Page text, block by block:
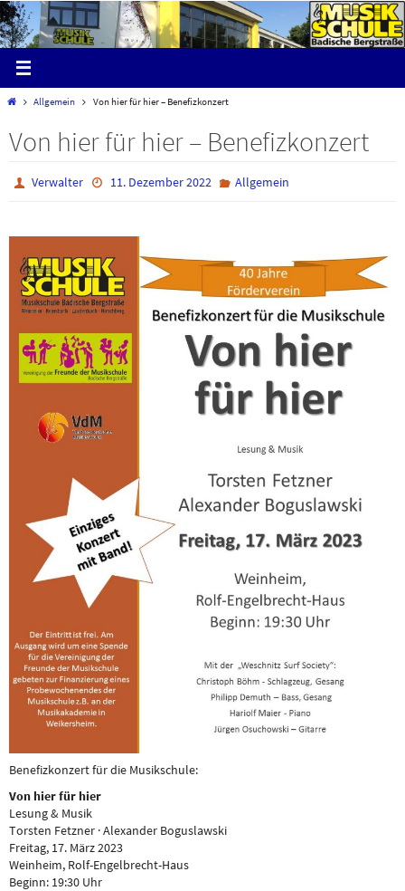
Zum
Inhalt
springen
StartAllgemein Von hier für hier – Benefizkonzert
Von hier für hier – Benefizkonzert
Verwalter 11. Dezember 2022 Allgemein
Benefizkonzert für die Musikschule:
Von hierfür hier
Lesung & Musik
Torsten Fetzner · Alexander Boguslawski
Freitag, 17. März 2023
Weinheim, Rolf-Engelbrecht-Haus
Beginn: 19:30 Uhr